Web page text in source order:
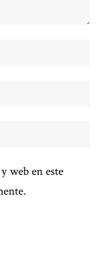
web en este